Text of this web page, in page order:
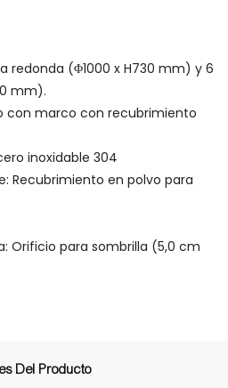
redonda (Φ1000 x H730 mm) y 6
mm).
con marco con recubrimiento
inoxidable 304
Recubrimiento en polvo para
Orificio para sombrilla (5,0 cm
Del Producto